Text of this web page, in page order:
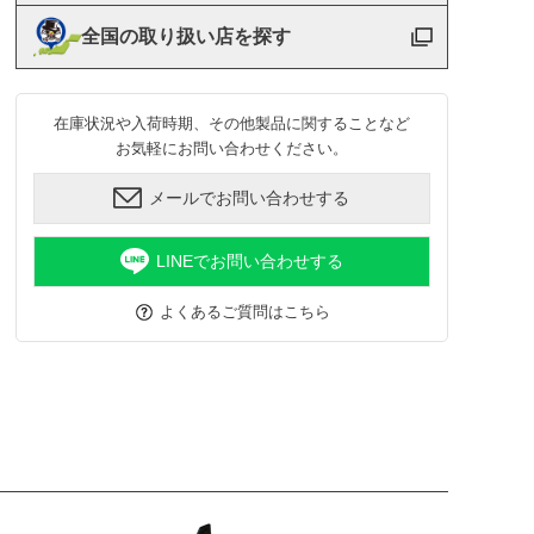
全国の取り扱い店を探す
在庫状況や入荷時期、その他製品に関することなど
お気軽にお問い合わせください。
メールでお問い合わせする
LINEでお問い合わせする
よくあるご質問はこちら